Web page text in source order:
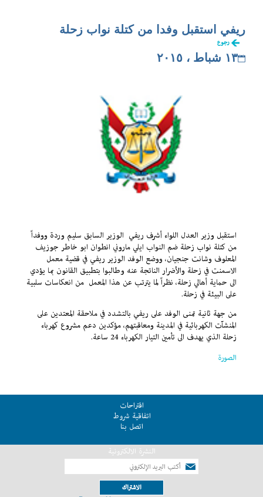
ريفي استقبل وفدا من كتلة نواب زحلة
رجوع
١٣ شباط ، ٢٠١٥
استقبل وزير العدل اللواء أشرف ريفي الوزير السابق سليم وردة ووفداً
من كتلة نواب زحلة ضم النواب ايلي ماروني انطوان ابو خاطر جوزيف
المعلوف وشانت جنجيان، ووضع الوفد الوزير ريفي في قضية معمل
الاسمنت في زحلة والأضرار الناتجة عنه وطالبوا بتطبيق القانون بما يؤدي
الى حماية أهالي زحلة، نظراً لما يترتب عن هذا المعمل من انعكاسات سلبية
على البيئة في زحلة.
من جهة ثانية تمنى الوفد على ريفي بالتشدد في ملاحقة المعتدين على
المنشآت الكهربائية في المدينة ومعاقبتهم، مؤكدين دعم مشروع كهرباء
زحلة الذي يهدف الى تأمين التيار الكهرباء 24 ساعة.
الصورة
اقتراحات
اتفاقية شروط
اتصل بنا
النشرة الالكترونية
الاشتراك